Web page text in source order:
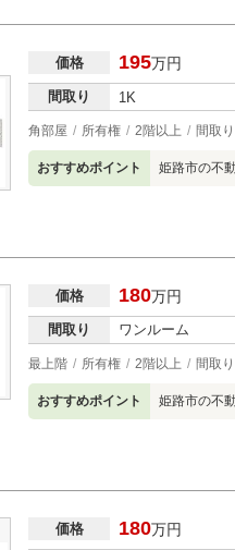
価格 195万円
間取り 1K
角部屋 所有権 2階以上 間取
おすすめポイント 姫路市の不
価格 180万円
間取り ワンルーム
最上階 所有権 2階以上 間取
おすすめポイント 姫路市の不
価格 180万円